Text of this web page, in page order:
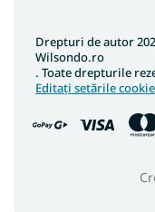
Drepturi de autor
Wilsondo.ro
. Toate drepturile
Editați setările